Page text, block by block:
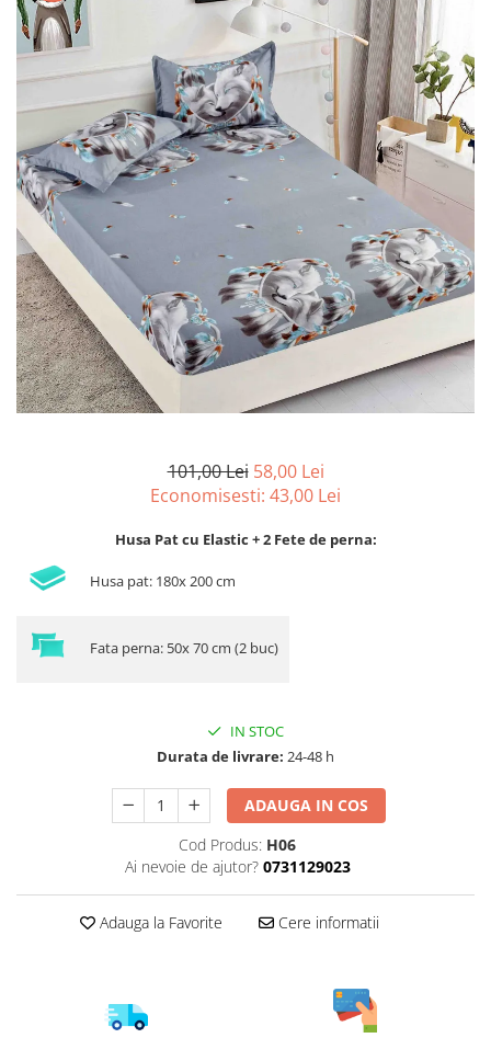
Lenjerii de pat Bumbac Poplin
Lenjerii de pat Catifea
Lenjerii de pat Damasc
Lenjerii de pat Finet + 2 Draperii
Lenjerii de pat Finet cu PLIURI
Lenjerii de pat finet Home
Lenjerii de pat Saten 4 piese cu
elastic
101,00 Lei 58,00 Lei
Economisesti: 43,00 Lei
Husa Pat cu Elastic + 2 Fete de perna:
Husa pat: 180x 200 cm
Fata perna: 50x 70 cm (2 buc)
IN STOC
Durata de livrare: 24-48 h
ADAUGA IN COS
Cod Produs: H06
Ai nevoie de ajutor? 0731129023
Adauga la Favorite Cere informatii